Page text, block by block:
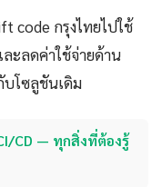
code กรุงไทยไปใช้
ละลดค่าใช้จ่ายด้าน
บโซลูชันเดิม
CD — ทุกสิ่งที่ต้องรู้